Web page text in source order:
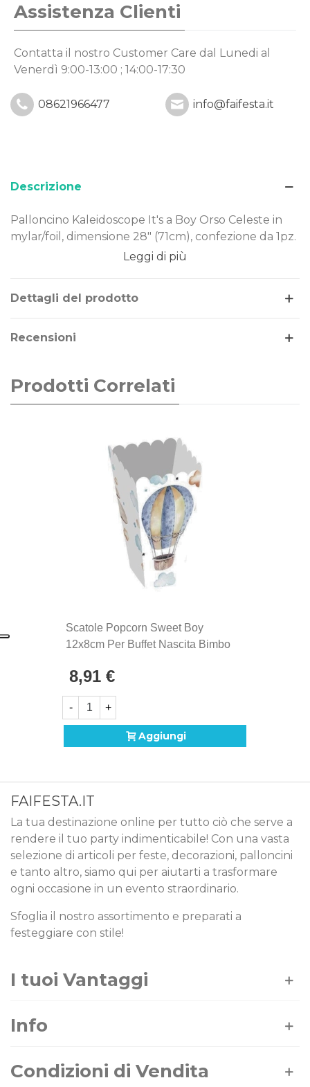
Assistenza Clienti
Contatta il nostro Customer Care dal Lunedi al
Venerdì 9:00-13:00 ; 14:00-17:30
08621966477 info@faifesta.it
Descrizione
Palloncino Kaleidoscope It's a Boy Orso Celeste in
mylar/foil, dimensione 28" (71cm), confezione da 1pz.
Dimensione: 28" (71cm)
Materiale: mylar-foil
Tema: nascita
Il palloncino It's a Boy Orso Celeste è realizzato in
tempo. Costruito secondo rigorosi standard
qualitativi, può essere gonfiato ad aria o elio.
Leggi di più
Dettagli del prodotto
Recensioni
Prodotti Correlati
Scatole Popcorn Sweet Boy
12x8cm Per Buffet Nascita Bimbo
8,91 €
- +
Aggiungi
FAIFESTA.IT
La tua destinazione online per tutto ciò che serve a
rendere il tuo party indimenticabile! Con una vasta
selezione di articoli per feste, decorazioni, palloncini
e tanto altro, siamo qui per aiutarti a trasformare
ogni occasione in un evento straordinario.
Sfoglia il nostro assortimento e preparati a
festeggiare con stile!
I tuoi Vantaggi
Info
Condizioni di Vendita